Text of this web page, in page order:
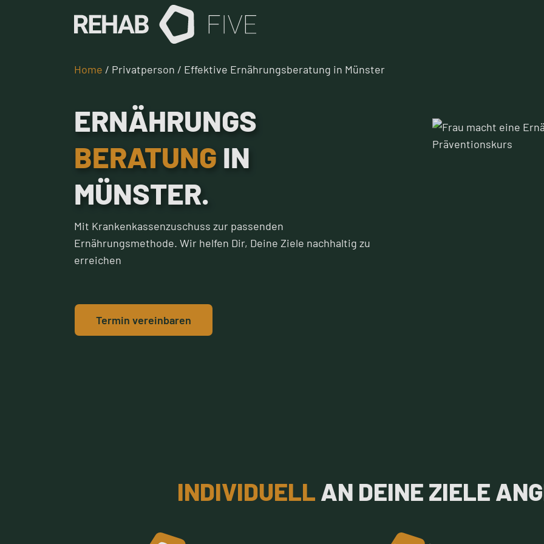
Home / Privatperson / Effektive Ernährungsberatung in Münster
ERNÄHRUNGS­
BERATUNG IN
MÜNSTER.
Mit Krankenkassenzuschuss zur passenden
Ernährungsmethode. Wir helfen Dir, Deine Ziele nachhaltig zu
erreichen
Termin vereinbaren
INDIVIDUELL AN DEINE ZIELE